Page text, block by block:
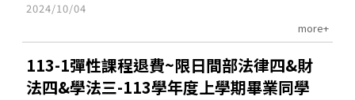
2024/10/04
more+
113-1彈性課程退費~限日間部法律四&財
法四&學法三-113學年度上學期畢業同學